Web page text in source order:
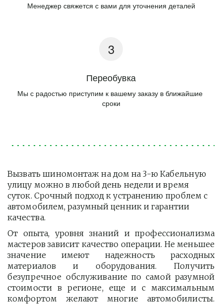
Менеджер свяжется с вами для уточнения деталей
Переобувка
Мы с радостью приступим к вашему заказу в ближайшие
сроки
Вызвать шиномонтаж на дом на 3-ю Кабельную
улицу можно в любой день недели и время
суток. Срочный подход к устранению проблем с
автомобилем, разумный ценник и гарантии
качества.
От опыта, уровня знаний и профессионализма
мастеров зависит качество операции. Не меньшее
значение имеют надежность расходных
материалов и оборудования. Получить
безупречное обслуживание по самой разумной
стоимости в регионе, еще и с максимальным
комфортом желают многие автомобилисты.